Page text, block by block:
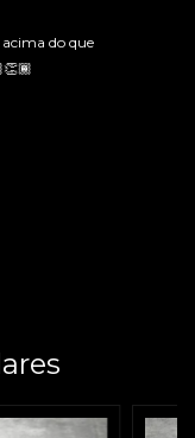
do que